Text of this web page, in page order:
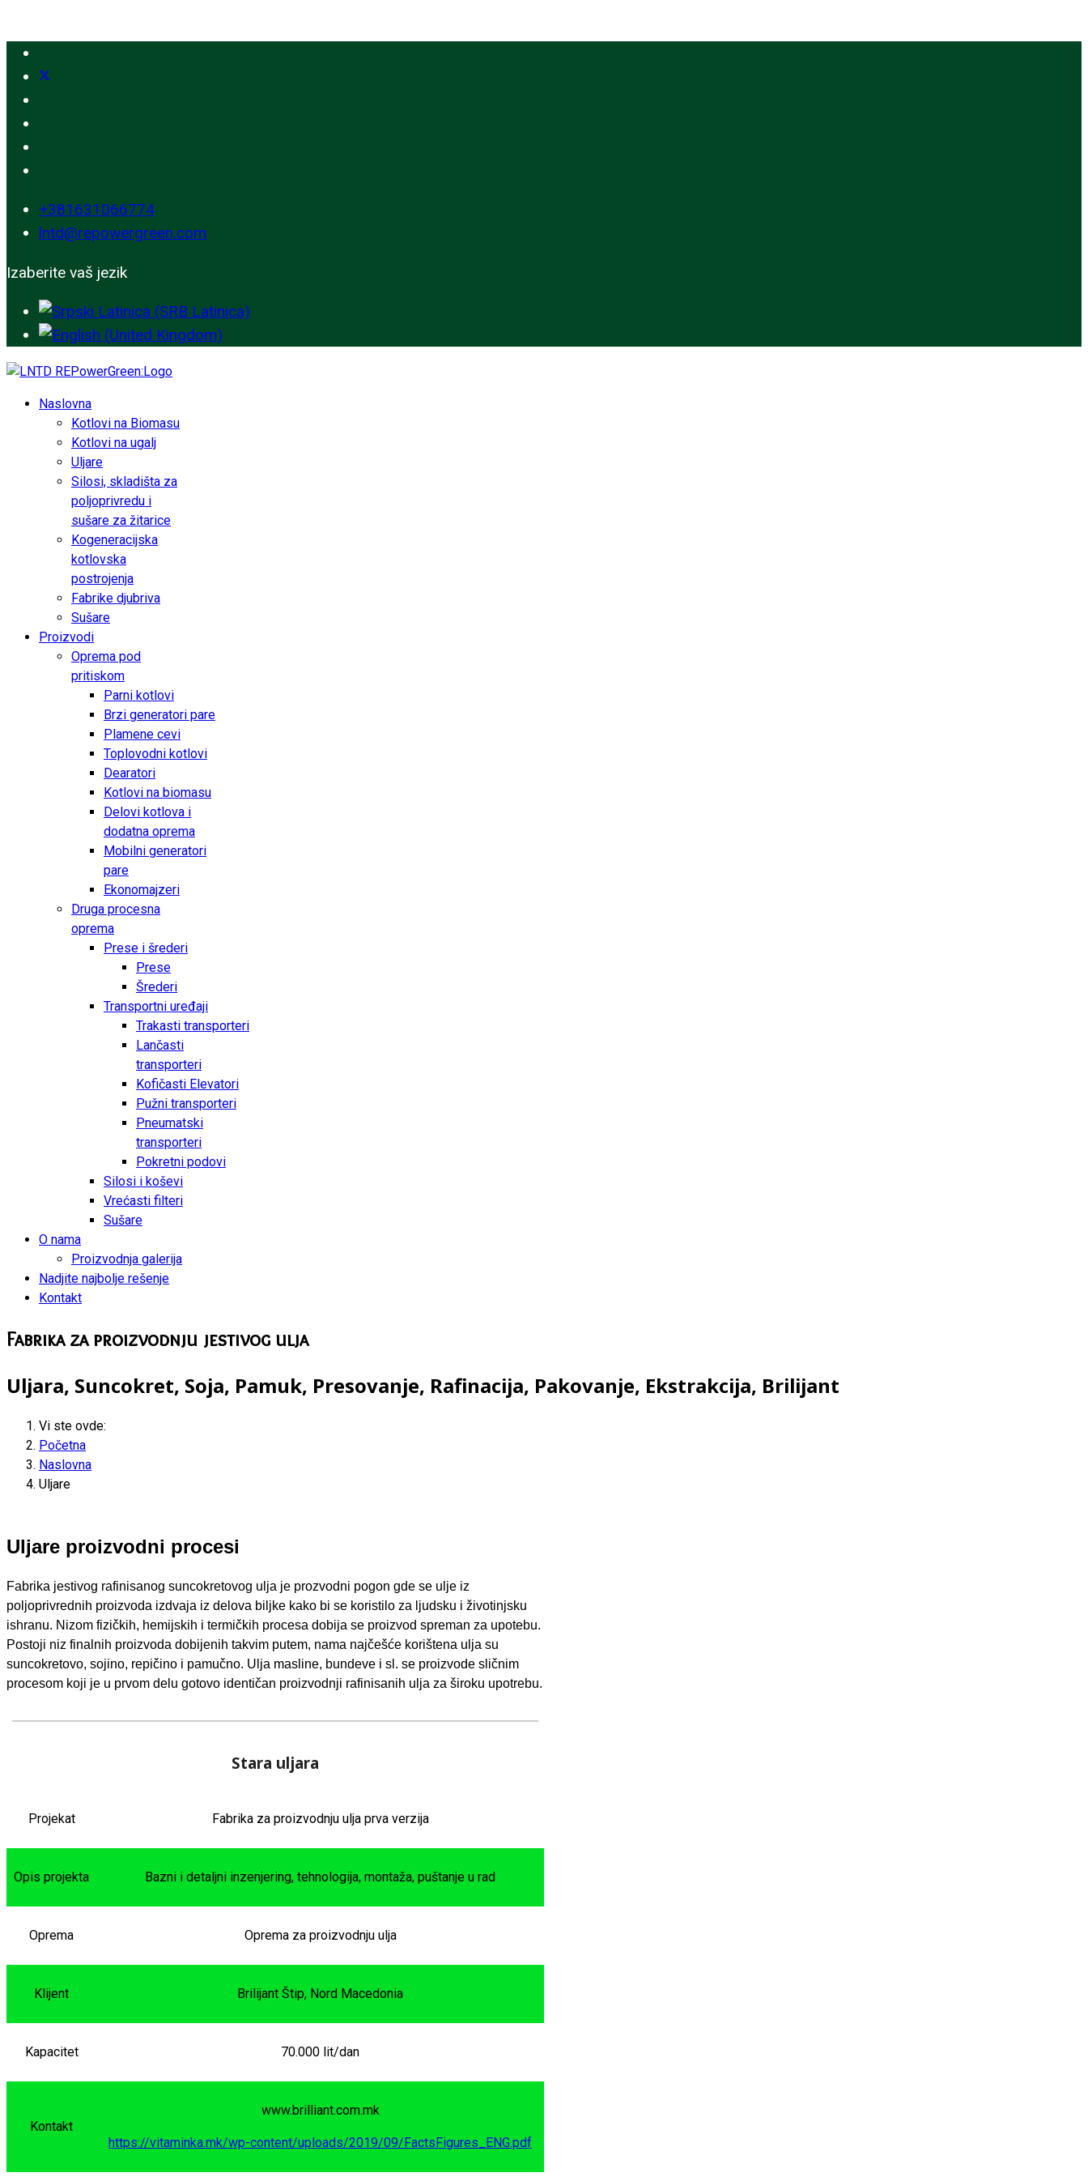
+381631066774
lntd@repowergreen.com
Izaberite vaš jezik
Naslovna
Kotlovi na Biomasu
Kotlovi na ugalj
Uljare
Silosi, skladišta za
poljoprivredu i
sušare za žitarice
Kogeneracijska
kotlovska
postrojenja
Fabrike djubriva
Sušare
Proizvodi
Oprema pod
pritiskom
Parni kotlovi
Brzi generatori pare
Plamene cevi
Toplovodni kotlovi
Dearatori
Kotlovi na biomasu
Delovi kotlova i
dodatna oprema
Mobilni generatori
pare
Ekonomajzeri
Druga procesna
oprema
Prese i šrederi
Prese
Šrederi
Transportni uređaji
Trakasti transporteri
Lančasti
transporteri
Kofičasti Elevatori
Pužni transporteri
Pneumatski
transporteri
Pokretni podovi
Silosi i koševi
Vrećasti filteri
Sušare
O nama
Proizvodnja galerija
Nadjite najbolje rešenje
Kontakt
Fabrika za proizvodnju jestivog ulja
Uljara, Suncokret, Soja, Pamuk, Presovanje, Rafinacija, Pakovanje, Ekstrakcija, Brilijant
Vi ste ovde:
Početna
Naslovna
Uljare
Uljare proizvodni procesi
Fabrika jestivog rafinisanog suncokretovog ulja je prozvodni pogon gde se ulje iz
poljoprivrednih proizvoda izdvaja iz delova biljke kako bi se koristilo za ljudsku i životinjsku
ishranu. Nizom fizičkih, hemijskih i termičkih procesa dobija se proizvod spreman za upotebu.
Postoji niz finalnih proizvoda dobijenih takvim putem, nama najčešće korištena ulja su
suncokretovo, sojino, repičino i pamučno. Ulja masline, bundeve i sl. se proizvode sličnim
procesom koji je u prvom delu gotovo identičan proizvodnji rafinisanih ulja za široku upotrebu.
Stara uljara
Projekat Fabrika za proizvodnju ulja prva verzija
Opis projekta Bazni i detaljni inzenjering, tehnologija, montaža, puštanje u rad
Oprema Oprema za proizvodnju ulja
Klijent Brilijant Štip, Nord Macedonia
Kapacitet 70.000 lit/dan
Kontakt
www.brilliant.com.mk
https://vitaminka.mk/wp-content/uploads/2019/09/FactsFigures_ENG.pdf